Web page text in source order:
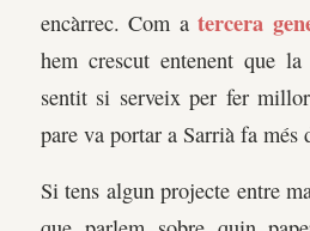
encàrrec. Com atercera
hem crescut entenent que
sentit si serveix per fer
pare va portar a Sarrià fa més
Si tens algun projecte entre